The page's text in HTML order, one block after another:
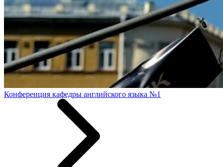
Конференция кафедры английского языка №1